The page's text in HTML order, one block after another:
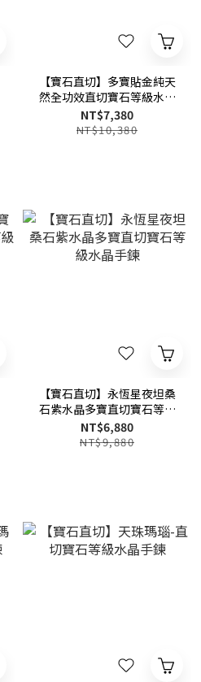
【寶石直切】多寶貼金純天
然全功效直切寶石等級水晶
手鍊
NT$7,380
NT$10,380
【寶石直切】永恆星夜坦桑
石紫水晶多寶直切寶石等級
水晶手鍊
NT$6,880
NT$9,880